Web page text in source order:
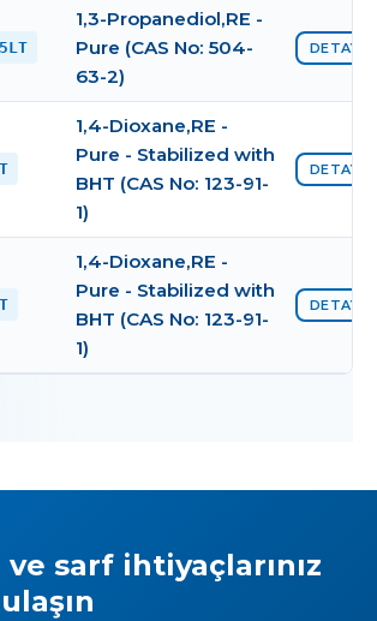
1,3-Propanediol,RE -
Pure (CAS No: 504-
63-2)
DETAYI
1,4-Dioxane,RE -
Pure - Stabilized with
BHT (CAS No: 123-91-
1)
DETAYI
1,4-Dioxane,RE -
Pure - Stabilized with
BHT (CAS No: 123-91-
1)
DETAYI
sarf ihtiyaçlarınız